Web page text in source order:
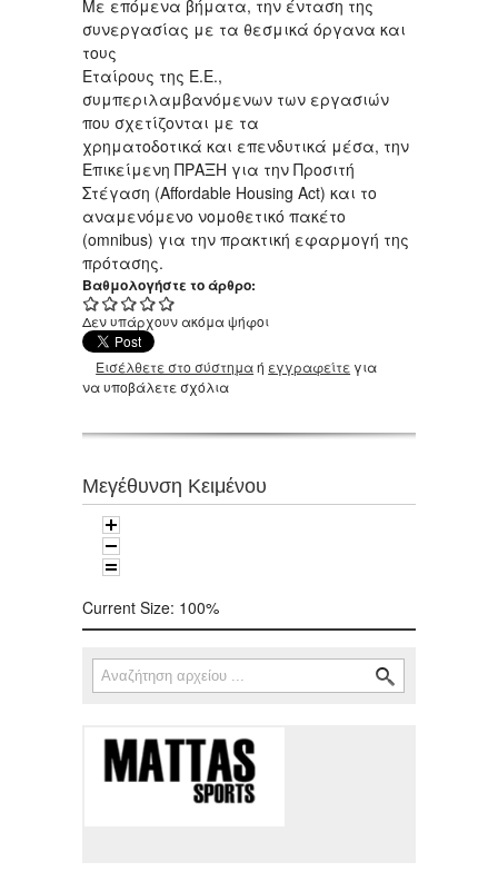
Με επόμενα βήματα, την ένταση της
συνεργασίας με τα θεσμικά όργανα και
τους
Εταίρους της Ε.Ε.,
συμπεριλαμβανόμενων των εργασιών
που σχετίζονται με τα
χρηματοδοτικά και επενδυτικά μέσα, την
Επικείμενη ΠΡΑΞΗ για την Προσιτή
Στέγαση (Affordable Housing Act) και το
αναμενόμενο νομοθετικό πακέτο
(omnibus) για την πρακτική εφαρμογή της
πρότασης.
Βαθμολογήστε το άρθρο:
Δεν υπάρχουν ακόμα ψήφοι
Εισέλθετε στο σύστημαή εγγραφείτε για
να υποβάλετε σχόλια
Μεγέθυνση Κειμένου
Current Size: 100%
Φόρμα αναζήτησης
Αναζήτηση